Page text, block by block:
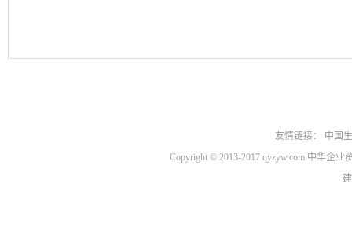
友情链接：
中国
Copyright © 2013-2017 qyzyw.com 中华企业